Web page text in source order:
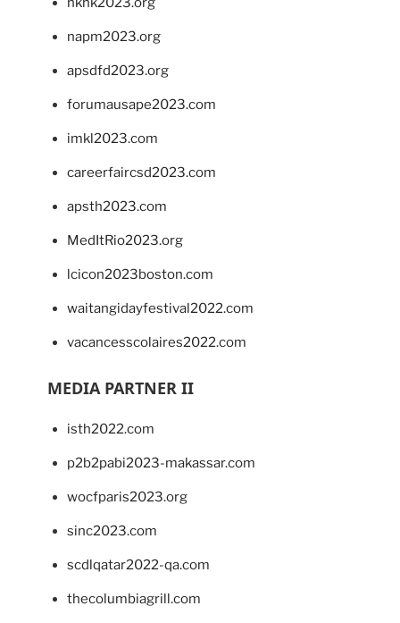
napm2023.org
apsdfd2023.org
forumausape2023.com
imkl2023.com
careerfaircsd2023.com
apsth2023.com
MedItRio2023.org
lcicon2023boston.com
waitangidayfestival2022.com
vacancesscolaires2022.com
MEDIA PARTNER II
isth2022.com
p2b2pabi2023-makassar.com
wocfparis2023.org
sinc2023.com
scdlqatar2022-qa.com
thecolumbiagrill.com